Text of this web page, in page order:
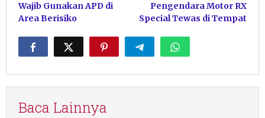
Wajib Gunakan APD di
Area Berisiko
Pengendara Motor RX
Special Tewas di Tempat
Baca Lainnya